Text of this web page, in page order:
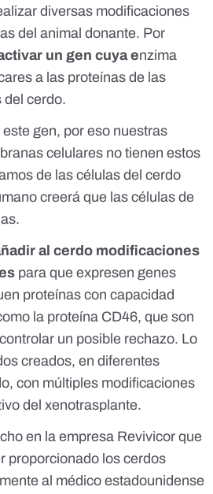
diversas modificaciones
del animal donante. Por
un gen cuya enzima
a las proteínas de las
del cerdo.
gen, por eso nuestras
celulares no tienen estos
de las células del cerdo
creerá que las células de
al cerdo modificaciones
para que expresen genes
proteínas con capacidad
la proteína CD46, que son
un posible rechazo. Lo
creados, en diferentes
con múltiples modificaciones
del xenotrasplante.
en la empresa Revivicor que
proporcionado los cerdos
al médico estadounidense